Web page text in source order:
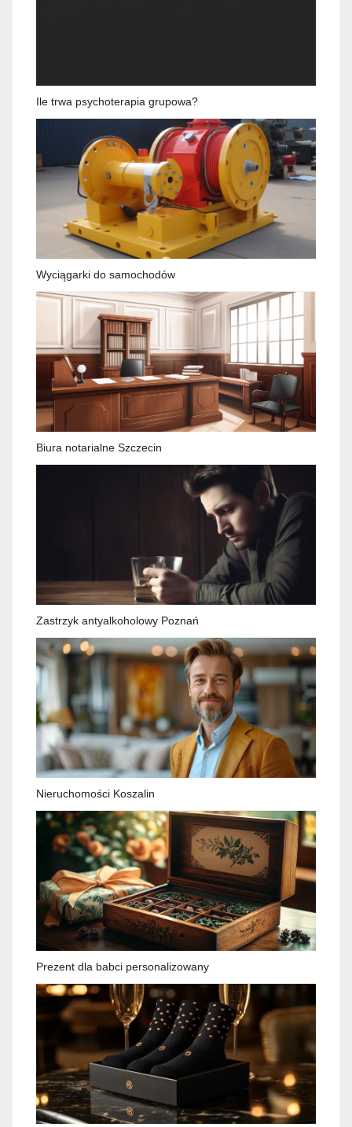
Ile trwa psychoterapia grupowa?
Wyciągarki do samochodów
Biura notarialne Szczecin
Zastrzyk antyalkoholowy Poznań
Nieruchomości Koszalin
Prezent dla babci personalizowany